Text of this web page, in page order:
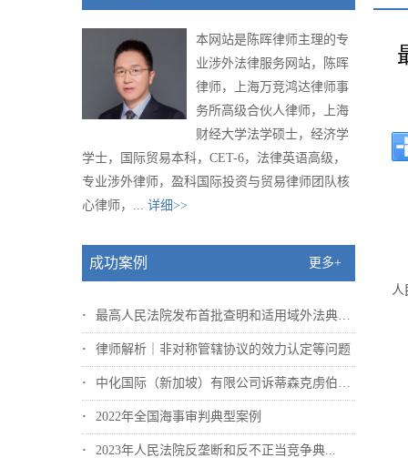
本网站是陈晖律师主理的专
业涉外法律服务网站，陈晖
律师，上海万竞鸿达律师事
务所高级合伙人律师，上海
财经大学法学硕士，经济学
学士，国际贸易本科，CET-6，法律英语高级，
专业涉外律师，盈科国际投资与贸易律师团队核
心律师，... 详细>>
成功案例 更多+
最高人民法院发布首批查明和适用域外法典型...
律师解析｜非对称管辖协议的效力认定等问题
中化国际（新加坡）有限公司诉蒂森克虏伯冶...
2022年全国海事审判典型案例
2023年人民法院反垄断和反不正当竞争典...
人